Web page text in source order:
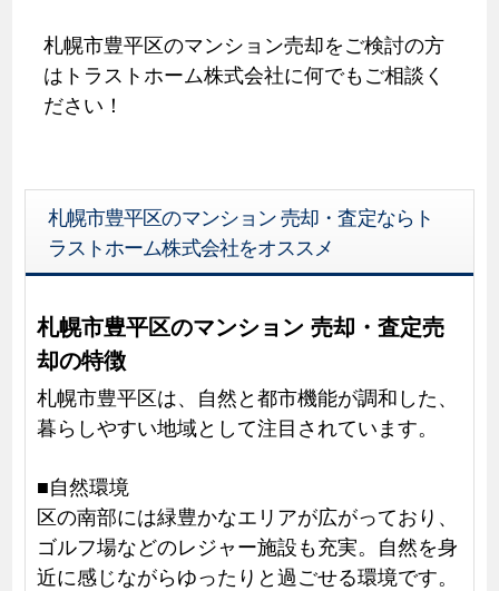
札幌市豊平区のマンション売却をご検討の方
はトラストホーム株式会社に何でもご相談く
ださい！
札幌市豊平区のマンション 売却・査定ならト
ラストホーム株式会社をオススメ
札幌市豊平区のマンション 売却・査定売
却の特徴
札幌市豊平区は、自然と都市機能が調和した、
暮らしやすい地域として注目されています。
■自然環境
区の南部には緑豊かなエリアが広がっており、
ゴルフ場などのレジャー施設も充実。自然を身
近に感じながらゆったりと過ごせる環境です。